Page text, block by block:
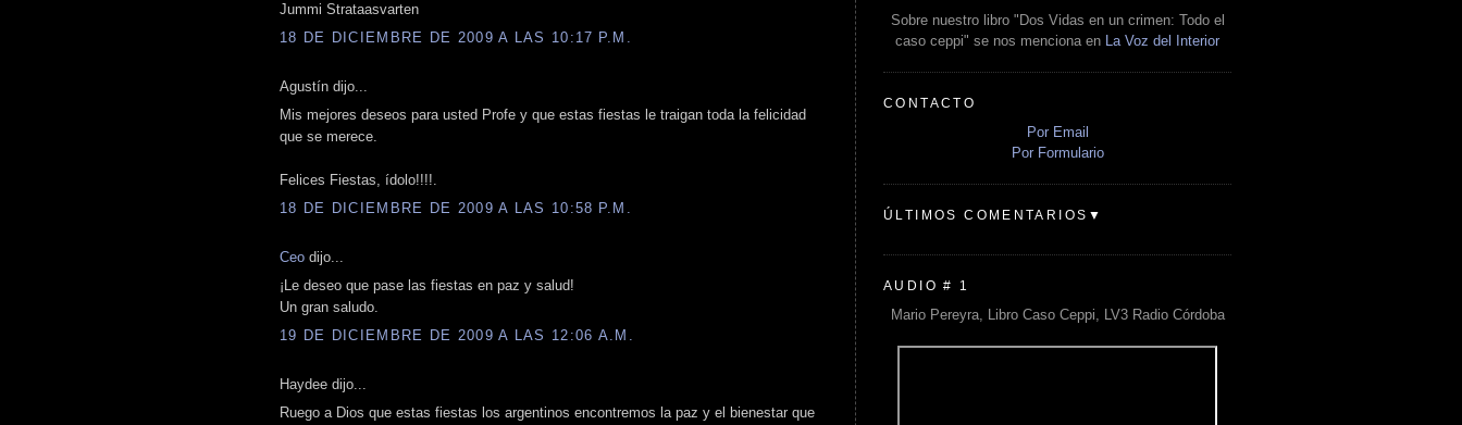
Jummi Strataasvarten
18 DE DICIEMBRE DE 2009 A LAS 10:17 P.M.
Agustín dijo...
Mis mejores deseos para usted Profe y que estas fiestas le traigan toda la felicidad
que se merece.
Felices Fiestas, ídolo!!!!.
18 DE DICIEMBRE DE 2009 A LAS 10:58 P.M.
Ceo dijo...
¡Le deseo que pase las fiestas en paz y salud!
Un gran saludo.
19 DE DICIEMBRE DE 2009 A LAS 12:06 A.M.
Haydee dijo...
Ruego a Dios que estas fiestas los argentinos encontremos la paz y el bienestar que
Sobre nuestro libro "Dos Vidas en un crimen: Todo el
caso ceppi" se nos menciona en
La Voz del Interior
CONTACTO
Por Email
Por Formulario
ÚLTIMOS COMENTARIOS▼
AUDIO # 1
Mario Pereyra, Libro Caso Ceppi, LV3 Radio Córdoba